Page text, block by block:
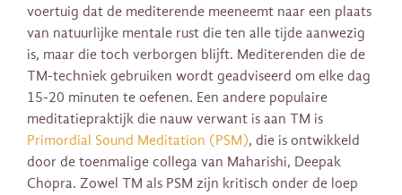
voertuig dat de mediterende meeneemt naar een plaats
van natuurlijke mentale rust die ten alle tijde aanwezig
is, maar die toch verborgen blijft. Mediterenden die de
TM-techniek gebruiken wordt geadviseerd om elke dag
15-20 minuten te oefenen. Een andere populaire
meditatiepraktijk die nauw verwant is aan TM is
Primordial Sound Meditation (PSM), die is ontwikkeld
door de toenmalige collega van Maharishi, Deepak
Chopra. Zowel TM als PSM zijn kritisch onder de loep